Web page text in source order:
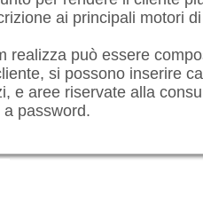
ai principali motori
realizza può essere
si possono inserire
e aree riservate alla
password.